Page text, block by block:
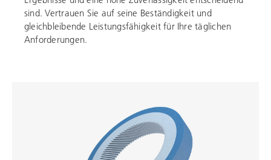
sind. Vertrauen Sie auf seine Beständigkeit und
gleichbleibende Leistungsfähigkeit für Ihre täglichen
Anforderungen.